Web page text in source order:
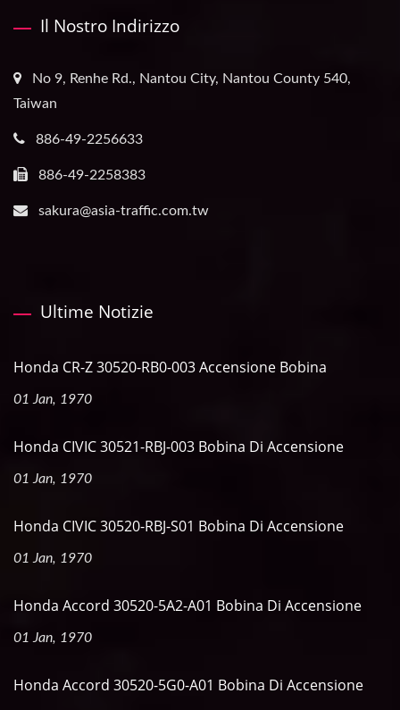
Il Nostro Indirizzo
No 9, Renhe Rd., Nantou City, Nantou County 540,
Taiwan
886-49-2256633
886-49-2258383
sakura@asia-traffic.com.tw
Ultime Notizie
Honda CR-Z 30520-RB0-003 Accensione Bobina
01 Jan, 1970
Honda CIVIC 30521-RBJ-003 Bobina Di Accensione
01 Jan, 1970
Honda CIVIC 30520-RBJ-S01 Bobina Di Accensione
01 Jan, 1970
Honda Accord 30520-5A2-A01 Bobina Di Accensione
01 Jan, 1970
Honda Accord 30520-5G0-A01 Bobina Di Accensione